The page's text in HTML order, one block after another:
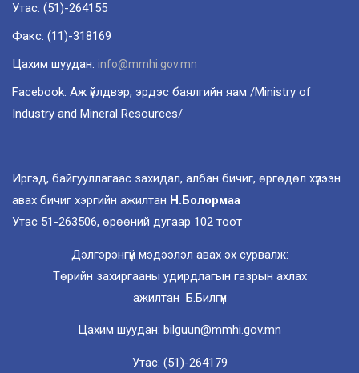
Утас: (51)-264155
Факс: (11)-318169
Цахим шуудан: info@mmhi.gov.mn
Facebook: Аж үйлдвэр, эрдэс баялгийн яам /Ministry of
Industry and Mineral Resources/
Иргэд, байгууллагаас захидал, албан бичиг, өргөдөл хүлээн
авах бичиг хэргийн ажилтан Н.Болормаа
Утас 51-263506, өрөөний дугаар 102 тоот
Дэлгэрэнгүй мэдээлэл авах эх сурвалж:
Төрийн захиргааны удирдлагын газрын ахлах
ажилтан Б.Билгүүн
Цахим шуудан: bilguun@mmhi.gov.mn
Утас: (51)-264179